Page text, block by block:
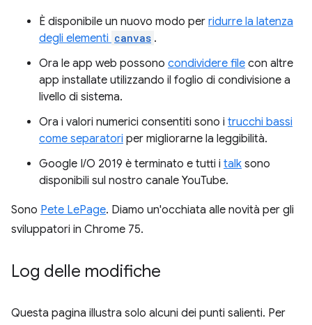
È disponibile un nuovo modo per ridurre la latenza
degli elementi canvas .
Ora le app web possono condividere file con altre
app installate utilizzando il foglio di condivisione a
livello di sistema.
Ora i valori numerici consentiti sono i trucchi bassi
come separatori per migliorarne la leggibilità.
Google I/O 2019 è terminato e tutti i talk sono
disponibili sul nostro canale YouTube.
Sono Pete LePage. Diamo un'occhiata alle novità per gli
sviluppatori in Chrome 75.
Log delle modifiche
Questa pagina illustra solo alcuni dei punti salienti. Per